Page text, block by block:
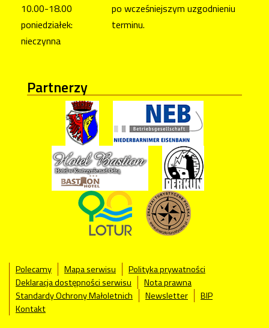
10.00-18.00
poniedziałek:
nieczynna
po wcześniejszym uzgodnieniu
terminu.
Partnerzy
Polecamy Mapa serwisu
Polityka prywatności
Deklaracja dostępności serwisu
Nota prawna
Standardy Ochrony Małoletnich
Newsletter
BIP
Kontakt